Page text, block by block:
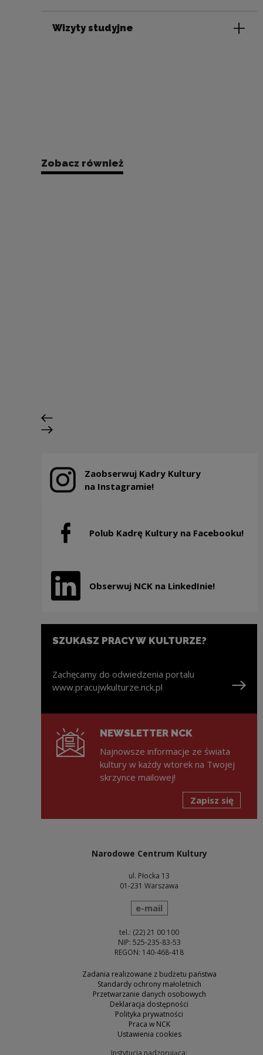
Wizyty studyjne
Zobacz również
Poprzedni slajd
Następny slajd
Zaobserwuj Kadry Kultury
na Instagramie!
Uwaga, link zostanie otwarty w nowym oknie
Polub Kadrę Kultury na Facebooku!
Uwaga, link zostanie otwarty w nowym oknie
Obserwuj NCK na LinkedInie!
Uwaga, link zostanie otwarty w nowym oknie
SZUKASZ PRACY W KULTURZE?
Zachęcamy do odwiedzenia portalu
www.pracujwkulturze.nck.pl
NEWSLETTER NCK
Najnowsze informacje ze świata
kultury w każdy wtorek na Twojej
skrzynce mailowej!
Zapisz się
Narodowe Centrum Kultury
ul. Płocka 13
01-231 Warszawa
wyślij wiadomość
e-mail
tel.: (22) 21 00 100
NIP: 525-235-83-53
REGON: 140-468-418
Zadania realizowane z budżetu państwa
Standardy ochrony małoletnich
Przetwarzanie danych osobowych
Deklaracja dostępności
Polityka prywatności
Praca w NCK
Ustawienia cookies
Instytucja nadzorująca: